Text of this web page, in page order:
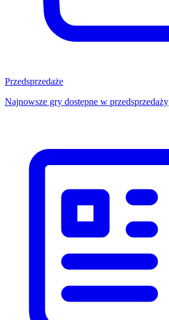
Przedsprzedaże
Najnowsze gry dostępne w przedsprzedaży